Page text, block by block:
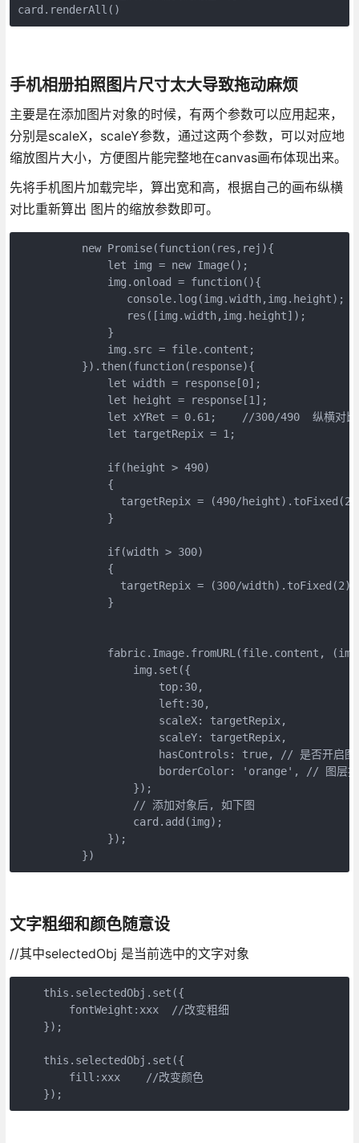
card.renderAll()
手机相册拍照图片尺寸太大导致拖动麻烦
主要是在添加图片对象的时候，有两个参数可以应用起来，
分别是scaleX，scaleY参数，通过这两个参数，可以对应地
缩放图片大小，方便图片能完整地在canvas画布体现出来。
先将手机图片加载完毕，算出宽和高，根据自己的画布纵横
对比重新算出 图片的缩放参数即可。
          new Promise(function(res,rej){
              let img = new Image();
              img.onload = function(){
                 console.log(img.width,img.height);
                 res([img.width,img.height]);
              }
              img.src = file.content;
          }).then(function(response){
              let width = response[0];
              let height = response[1];
              let xYRet = 0.61;    //300/490  纵横对比
              let targetRepix = 1;
              if(height > 490)
              {
targetRepix = (490/
              }
              if(width > 300)
              {
                targetRepix = (300/width).toFixed(2);
              }
fabric.Image.fromURL(file.content,
                  img.set({
                      top:30,
                      left:30,
                      scaleX: targetRepix,
                      scaleY: targetRepix,
hasControls: true, // 是否开启图
borderColor: 'orange', // 图层控
                  });
                  // 添加对象后, 如下图
                  card.add(img);
              });
          })
文字粗细和颜色随意设
//其中selectedObj 是当前选中的文字对象
    this.selectedObj.set({
        fontWeight:xxx  //改变粗细
    });
    this.selectedObj.set({
        fill:xxx    //改变颜色
    });